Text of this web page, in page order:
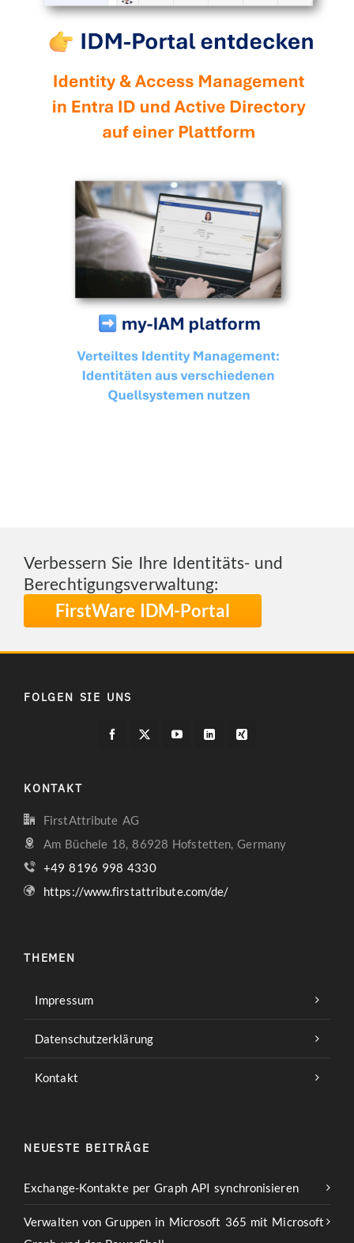
Verbessern Sie Ihre Identitäts- und
Berechtigungsverwaltung:
FirstWare IDM-Portal
FOLGEN SIE UNS
KONTAKT
FirstAttribute AG
Am Büchele 18, 86928 Hofstetten, Germany
+49 8196 998 4330
https://www.firstattribute.com/de/
THEMEN
Impressum
Datenschutzerklärung
Kontakt
NEUESTE BEITRÄGE
Exchange-Kontakte per Graph API synchronisieren
Verwalten von Gruppen in Microsoft 365 mit Microsoft